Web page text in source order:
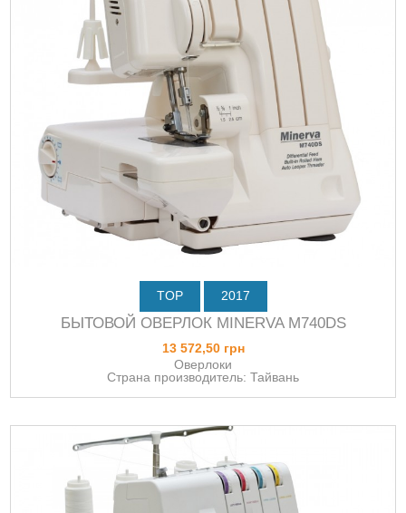
TOP 2017
БЫТОВОЙ ОВЕРЛОК MINERVA M740DS
13 572,50 грн
Оверлоки
Страна производитель: Тайвань